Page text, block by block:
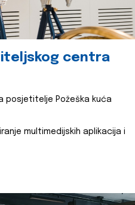
centra
posjetitelje Požeška kuća
multimedijskih aplikacija i